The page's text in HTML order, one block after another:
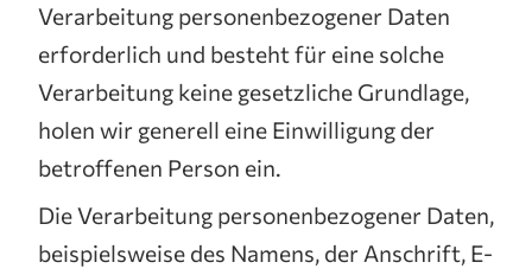
Verarbeitung personenbezogener Daten
erforderlich und besteht für eine solche
Verarbeitung keine gesetzliche Grundlage,
holen wir generell eine Einwilligung der
betroffenen Person ein.
Die Verarbeitung personenbezogener Daten,
beispielsweise des Namens, der Anschrift, E-